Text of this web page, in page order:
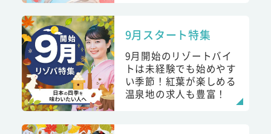
9月スタート特集
9月開始のリゾートバイ
トは未経験でも始めやす
い季節！紅葉が楽しめる
温泉地の求人も豊富！